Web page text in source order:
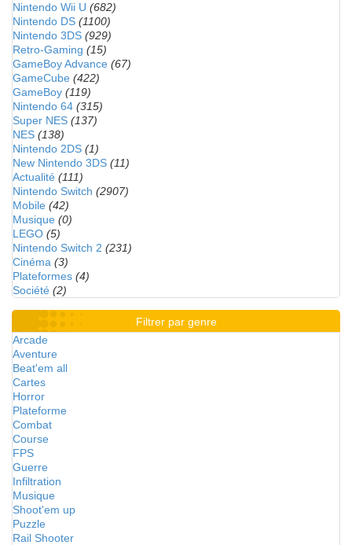
Nintendo Wii U (682)
Nintendo DS (1100)
Nintendo 3DS (929)
Retro-Gaming (15)
GameBoy Advance (67)
GameCube (422)
GameBoy (119)
Nintendo 64 (315)
Super NES (137)
NES (138)
Nintendo 2DS (1)
New Nintendo 3DS (11)
Actualité (111)
Nintendo Switch (2907)
Mobile (42)
Musique (0)
LEGO (5)
Nintendo Switch 2 (231)
Cinéma (3)
Plateformes (4)
Société (2)
Filtrer par genre
Arcade
Aventure
Beat'em all
Cartes
Horror
Plateforme
Combat
Course
FPS
Guerre
Infiltration
Musique
Shoot'em up
Puzzle
Rail Shooter